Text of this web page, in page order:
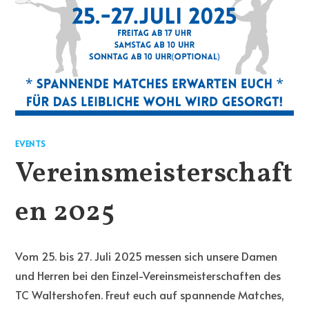
EVENTS
Vereinsmeisterschaft
en 2025
Vom 25. bis 27. Juli 2025 messen sich unsere Damen
und Herren bei den Einzel-Vereinsmeisterschaften des
TC Waltershofen. Freut euch auf spannende Matches,